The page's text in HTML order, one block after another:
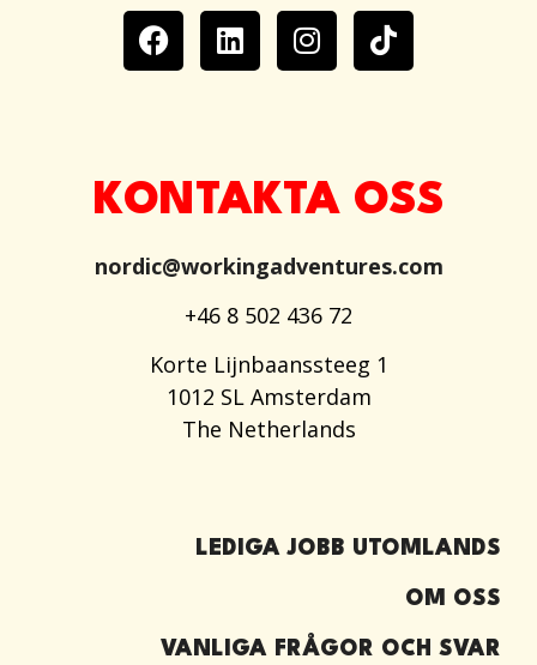
KONTAKTA OSS
nordic@workingadventures.com
+46 8 502 436 72
Korte Lijnbaanssteeg 1
1012 SL Amsterdam
The Netherlands
LEDIGA JOBB UTOMLANDS
OM OSS
VANLIGA FRÅGOR OCH SVAR